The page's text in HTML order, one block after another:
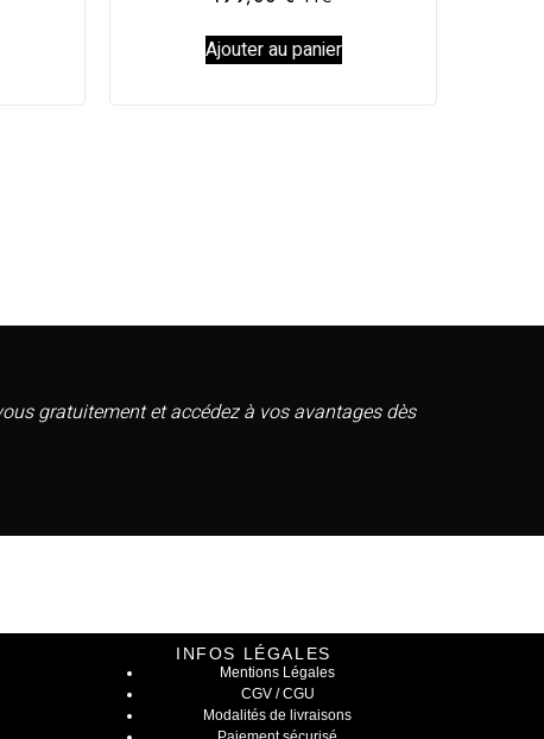
Ajouter au panier
gratuitement et accédez à vos avantages dès
INFOS LÉGALES
Mentions Légales
CGV / CGU
Modalités de livraisons